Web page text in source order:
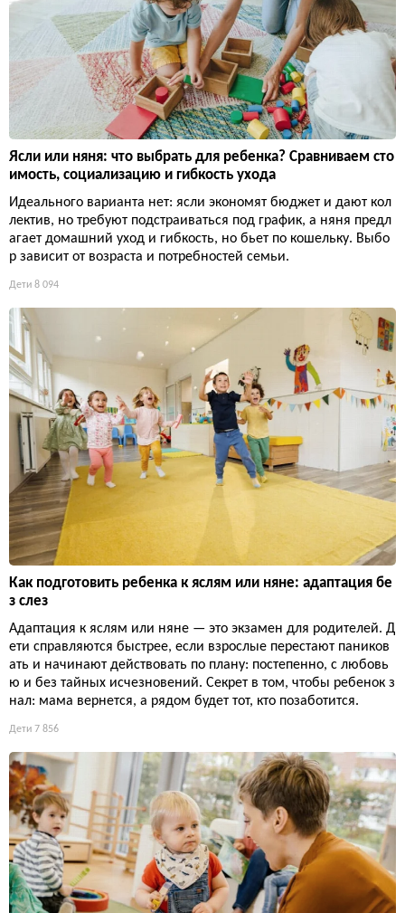
Ясли или няня: что выбрать для ребенка? Сравниваем сто
имость, социализацию и гибкость ухода
Идеального варианта нет: ясли экономят бюджет и дают кол
лектив, но требуют подстраиваться под график, а няня предл
агает домашний уход и гибкость, но бьет по кошельку. Выбо
р зависит от возраста и потребностей семьи.
Дети 8 094
Как подготовить ребенка к яслям или няне: адаптация бе
з слез
Адаптация к яслям или няне — это экзамен для родителей. Д
ети справляются быстрее, если взрослые перестают паников
ать и начинают действовать по плану: постепенно, с любовь
ю и без тайных исчезновений. Секрет в том, чтобы ребенок з
нал: мама вернется, а рядом будет тот, кто позаботится.
Дети 7 856